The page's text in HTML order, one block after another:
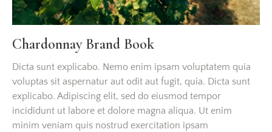
Chardonnay Brand Book
Dicta sunt explicabo. Nemo enim ipsam voluptatem quia
voluptas sit aspernatur aut odit aut fugit, quia. Dicta sunt
explicabo. Adipiscing elit, sed do eiusmod tempor
incididunt ut labore et dolore magna aliqua. Ut enim
minim veniam quis nostrud exercitation ipsam